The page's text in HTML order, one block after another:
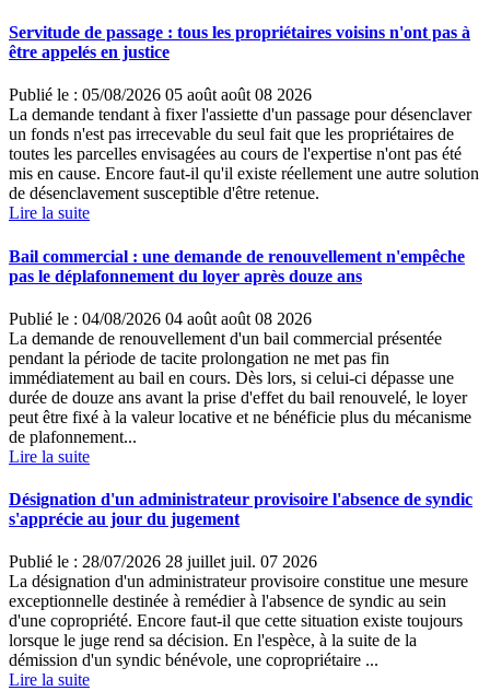
Servitude de passage : tous les propriétaires voisins n'ont pas à
être appelés en justice
Publié le : 05/08/2026 05 août août 08 2026
La demande tendant à fixer l'assiette d'un passage pour désenclaver
un fonds n'est pas irrecevable du seul fait que les propriétaires de
toutes les parcelles envisagées au cours de l'expertise n'ont pas été
mis en cause. Encore faut-il qu'il existe réellement une autre solution
de désenclavement susceptible d'être retenue.
Lire la suite
Bail commercial : une demande de renouvellement n'empêche
pas le déplafonnement du loyer après douze ans
Publié le : 04/08/2026 04 août août 08 2026
La demande de renouvellement d'un bail commercial présentée
pendant la période de tacite prolongation ne met pas fin
immédiatement au bail en cours. Dès lors, si celui-ci dépasse une
durée de douze ans avant la prise d'effet du bail renouvelé, le loyer
peut être fixé à la valeur locative et ne bénéficie plus du mécanisme
de plafonnement...
Lire la suite
Désignation d'un administrateur provisoire l'absence de syndic
s'apprécie au jour du jugement
Publié le : 28/07/2026 28 juillet juil. 07 2026
La désignation d'un administrateur provisoire constitue une mesure
exceptionnelle destinée à remédier à l'absence de syndic au sein
d'une copropriété. Encore faut-il que cette situation existe toujours
lorsque le juge rend sa décision. En l'espèce, à la suite de la
démission d'un syndic bénévole, une copropriétaire ...
Lire la suite